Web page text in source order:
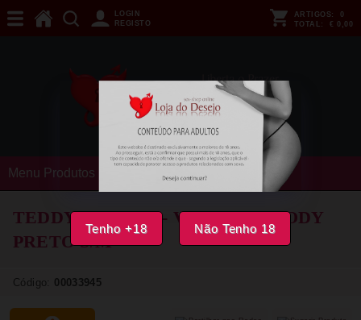
Tenho +18 Não Tenho 18
LOGIN
REGISTO
ARTIGOS:
0
TOTAL: € 0,00
Menu Produtos
TEDDY PASSION - VELMORE BODY
PRETOS/M
Código: 00033945